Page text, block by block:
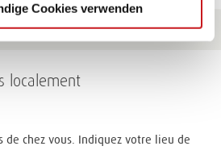
Cookies verwenden
localement
de chez vous. Indiquez votre lieu de